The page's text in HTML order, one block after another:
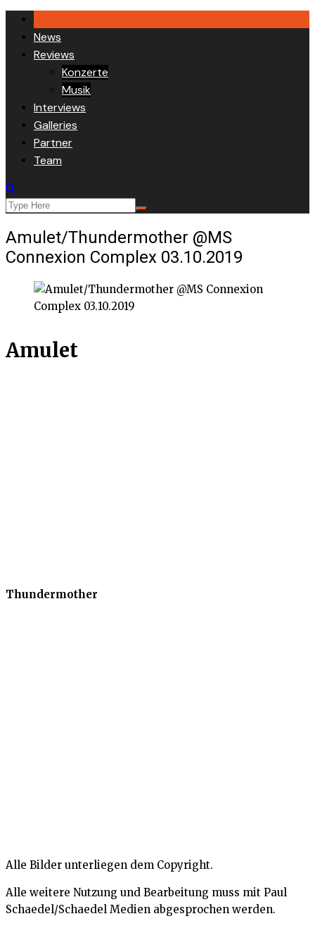
Skip
content
News
Reviews
Konzerte
Musik
Interviews
Galleries
Partner
Team
Amulet/Thundermother @MS
Connexion Complex 03.10.2019
Amulet
Thundermother
Alle Bilder unterliegen dem Copyright.
Alle weitere Nutzung und Bearbeitung muss mit Paul
Schaedel/Schaedel Medien abgesprochen werden.